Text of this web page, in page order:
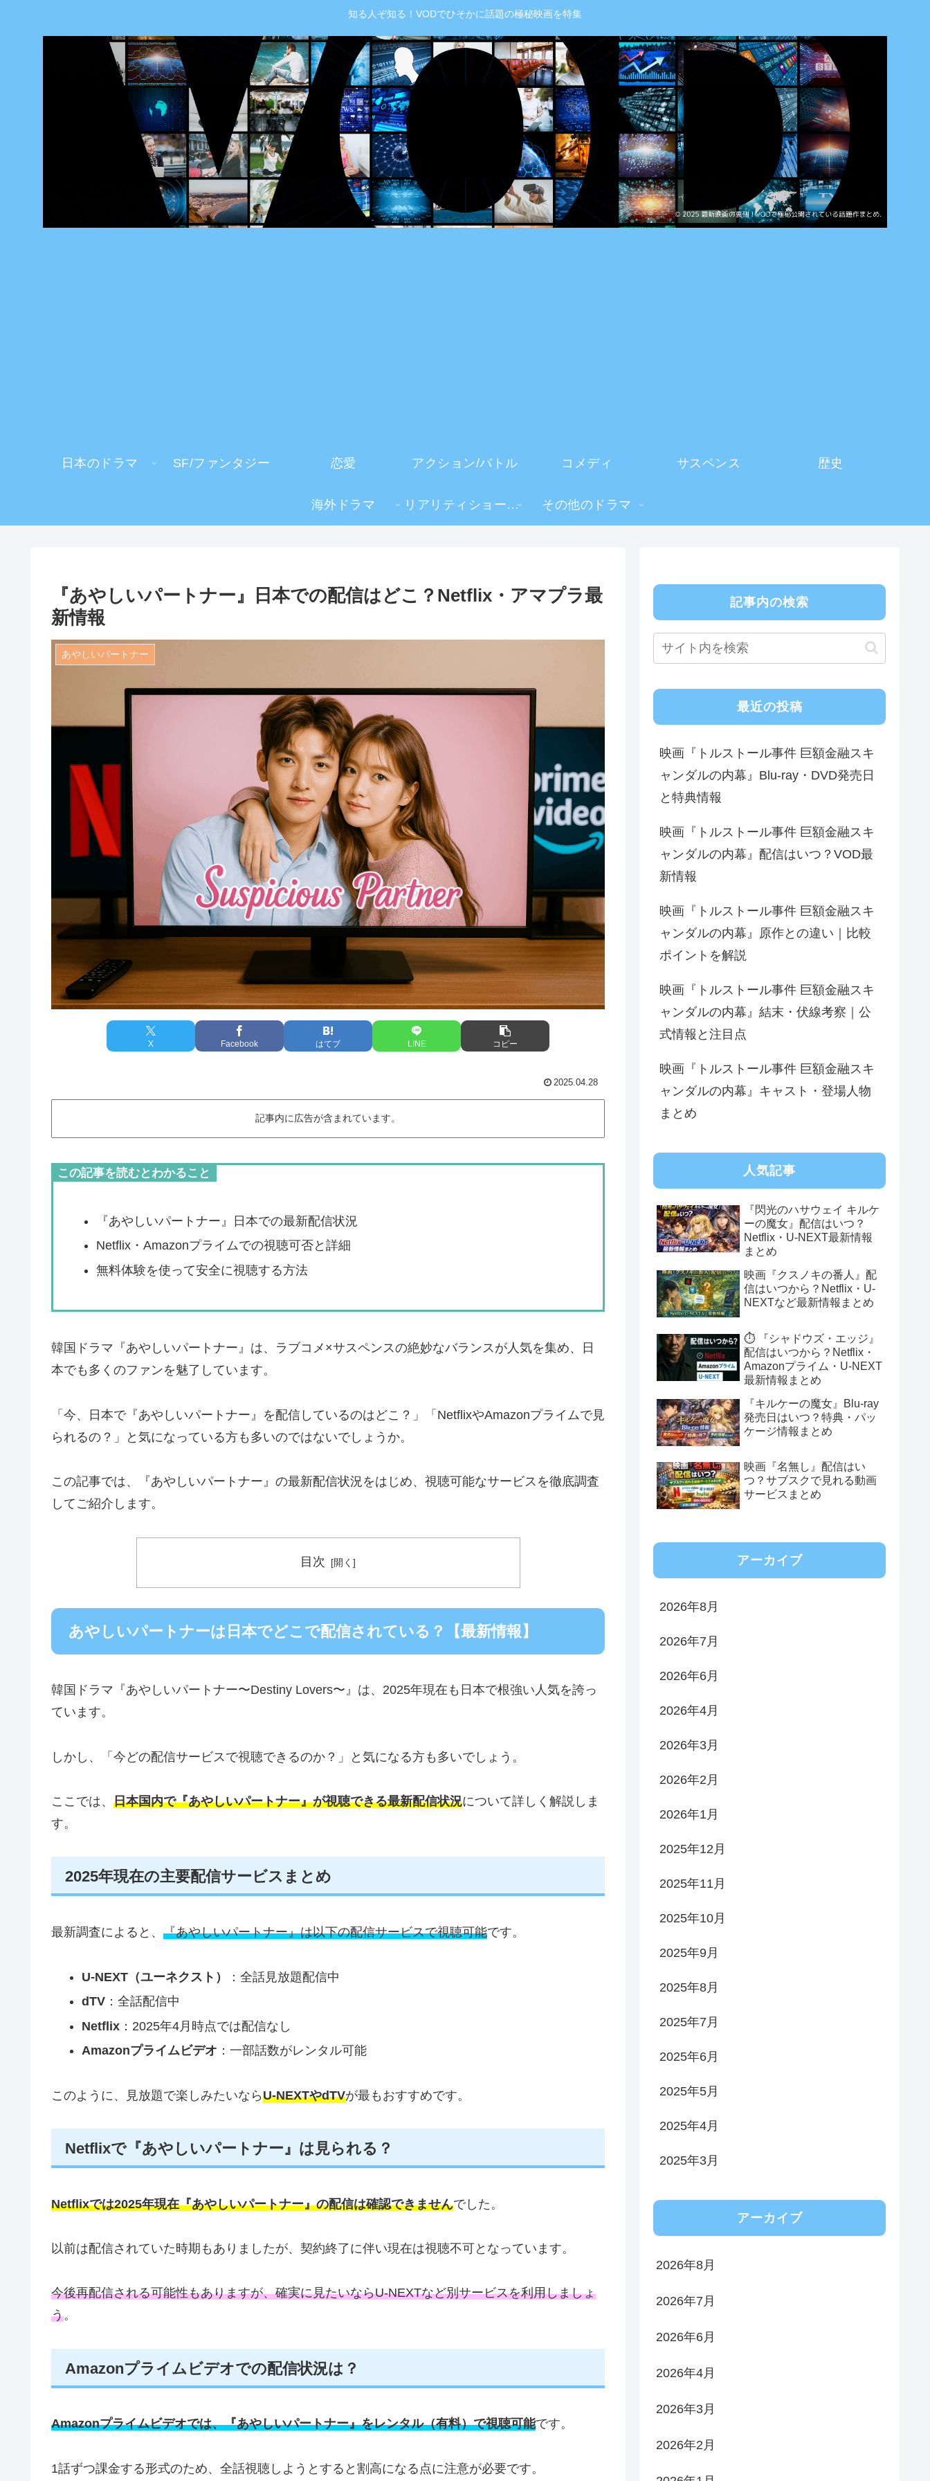
知る人ぞ知る！VODでひそかに話題の極秘映画を特集
日本のドラマ SF/ファンタジー 恋愛 アクション/バトル コメディ サスペンス 歴史
海外ドラマ リアリティショー・TV番組 その他のドラマ
『あやしいパートナー』日本での配信はどこ？Netflix・アマプラ最
新情報
あやしいパートナー
X Facebook はてブ LINE コピー
2025.04.28
記事内に広告が含まれています。
この記事を読むとわかること
『あやしいパートナー』日本での最新配信状況
Netflix・Amazonプライムでの視聴可否と詳細
無料体験を使って安全に視聴する方法
韓国ドラマ『あやしいパートナー』は、ラブコメ×サスペンスの絶妙なバランスが人気を集め、日
本でも多くのファンを魅了しています。
「今、日本で『あやしいパートナー』を配信しているのはどこ？」「NetflixやAmazonプライムで見
られるの？」と気になっている方も多いのではないでしょうか。
この記事では、『あやしいパートナー』の最新配信状況をはじめ、視聴可能なサービスを徹底調査
してご紹介します。
目次
あやしいパートナーは日本でどこで配信されている？【最新情報】
韓国ドラマ『あやしいパートナー〜Destiny Lovers〜』は、2025年現在も日本で根強い人気を誇っ
ています。
しかし、「今どの配信サービスで視聴できるのか？」と気になる方も多いでしょう。
ここでは、 日本国内で『あやしいパートナー』が視聴できる最新配信状況について詳しく解説しま
す。
2025年現在の主要配信サービスまとめ
最新調査によると、 『あやしいパートナー』は以下の配信サービスで視聴可能です。
U-NEXT（ユーネクスト）
：全話見放題配信中
dTV：全話配信中
Netflix：2025年4月時点では配信なし
Amazonプライムビデオ ：一部話数がレンタル可能
このように、見放題で楽しみたいならU-NEXTやdTVが最もおすすめです。
Netflixで『あやしいパートナー』は見られる？
Netflixでは2025年現在『あやしいパートナー』の配信は確認できませんでした。
以前は配信されていた時期もありましたが、契約終了に伴い現在は視聴不可となっています。
今後再配信される可能性もありますが、確実に見たいならU-NEXTなど別サービスを利用しましょ
う。
Amazonプライムビデオでの配信状況は？
Amazonプライムビデオでは、『あやしいパートナー』をレンタル（有料）で視聴可能です。
1話ずつ課金する形式のため、全話視聴しようとすると割高になる点に注意が必要です。
記事内の検索
最近の投稿
映画『トルストール事件 巨額金融スキ
ャンダルの内幕』Blu-ray・DVD発売日
と特典情報
映画『トルストール事件 巨額金融スキ
ャンダルの内幕』配信はいつ？VOD最
新情報
映画『トルストール事件 巨額金融スキ
ャンダルの内幕』原作との違い｜比較
ポイントを解説
映画『トルストール事件 巨額金融スキ
ャンダルの内幕』結末・伏線考察｜公
式情報と注目点
映画『トルストール事件 巨額金融スキ
ャンダルの内幕』キャスト・登場人物
まとめ
人気記事
『閃光のハサウェイ キルケ
ーの魔女』配信はいつ？
Netflix・U-NEXT最新情報
まとめ
映画『クスノキの番人』配
信はいつから？Netflix・U-
NEXTなど最新情報まとめ
⏱️ 『シャドウズ・エッジ』
配信はいつから？Netflix・
Amazonプライム・U-NEXT
最新情報まとめ
『キルケーの魔女』Blu-ray
発売日はいつ？特典・パッ
ケージ情報まとめ
映画『名無し』配信はい
つ？サブスクで見れる動画
サービスまとめ
アーカイブ
2026年8月
2026年7月
2026年6月
2026年4月
2026年3月
2026年2月
2026年1月
2025年12月
2025年11月
2025年10月
2025年9月
2025年8月
2025年7月
2025年6月
2025年5月
2025年4月
2025年3月
アーカイブ
2026年8月
2026年7月
2026年6月
2026年4月
2026年3月
2026年2月